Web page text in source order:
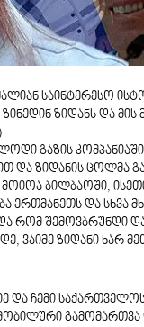
საინტერესო
ზიდანს და მის
გაზის
და ზიდანის ცოლმა
მოიოა ბილბაოში,
ერთმანეთს და სხვა
რომ შემოვბრუნდი
ვაიმე ზიდანი ხარ
და ჩემი საქართველოს
მობილური